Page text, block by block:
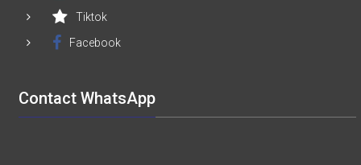
Tiktok
Facebook
Contact WhatsApp